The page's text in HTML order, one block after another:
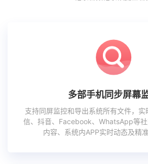
多部手机同步屏幕
支持同屏监控和导出系统所有文件，
信、抖音、Facebook、WhatsApp等
内容、系统内APP实时动态及精准